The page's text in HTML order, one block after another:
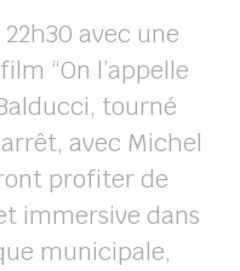
avec une
“On l’appelle
tourné
avec Michel
profiter de
immersive dans
municipale,